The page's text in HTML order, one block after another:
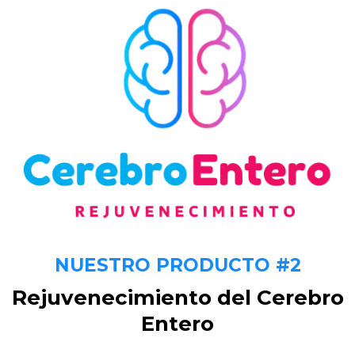
NUESTRO PRODUCTO #2
Rejuvenecimiento del Cerebro
Entero